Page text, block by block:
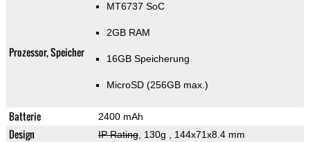
Prozessor, Speicher
MT6737 SoC
2GB RAM
16GB Speicherung
MicroSD (256GB max.)
Batterie 2400 mAh
Design IP Rating, 130g , 144x71x8.4 mm